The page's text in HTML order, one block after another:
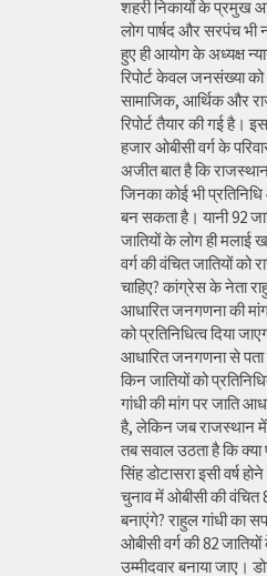
शहरी निकायों के प्रमुख
लोग पार्षद और सरपंच
हुए ही आयोग के अध्यक्ष
रिपोर्ट केवल जनसंख्या
सामाजिक, आर्थिक और
रिपोर्ट तैयार की गई
हजार ओबीसी वर्ग के
अजीत बात है कि
जिनका कोई भी
बन सकता है। यानी 92
जातियों के लोग ही मलाई
वर्ग की वंचित जातियों को
चाहिए? कांग्रेस के नेता
आधारित जनगणना की
को प्रतिनिधित्व दिया
आधारित जनगणना से पता
किन जातियों को
गांधी की मांग पर जाति
है, लेकिन जब राजस्थान में
तब सवाल उठता है कि
सिंह डोटासरा इसी वर्ष
चुनाव में ओबीसी की वंचित
बनाएंगे? राहुल गांधी का
ओबीसी वर्ग की 82
उम्मीदवार बनाया जाए।